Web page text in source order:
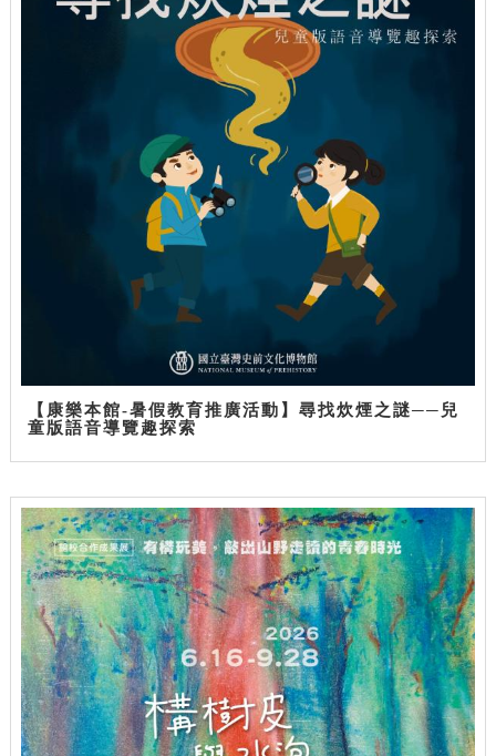
【康樂本館-暑假教育推廣活動】尋找炊煙之謎──兒
童版語音導覽趣探索